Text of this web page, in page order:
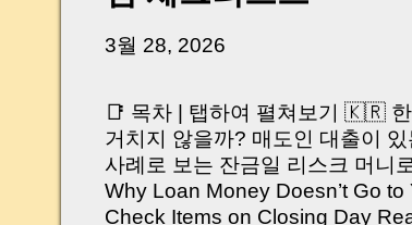
3월 28, 2026
📑 목차 | 탭하여 펼쳐보기 🇰🇷
거치지 않을까? 매도인 대출이
사례로 보는 잔금일 리스크 머
Why Loan Money Doesn’t Go
Check Items on Closing Day